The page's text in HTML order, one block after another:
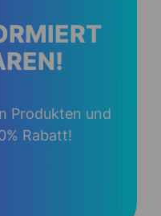
Produkten und
Rabatt!